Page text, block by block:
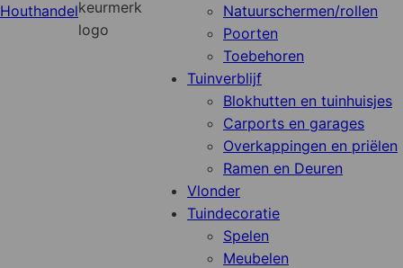
Natuurschermen/rollen
Poorten
Toebehoren
Tuinverblijf
Blokhutten en tuinhuisjes
Carports en garages
Overkappingen en priëlen
Ramen en Deuren
Vlonder
Tuindecoratie
Spelen
Meubelen